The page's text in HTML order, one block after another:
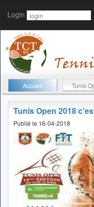
Login
Accueil Tunis
Tunis Open 2018
Publié le 16-04-2018